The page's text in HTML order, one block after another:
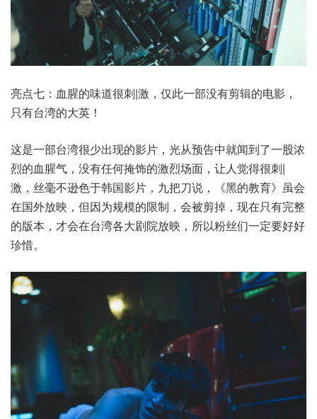
亮点七：血腥的味道很刺|激，仅此一部没有剪辑的电影，
只有台湾的大英！
这是一部台湾很少出现的影片，光从预告中就闻到了一股浓
烈的血腥气，没有任何掩饰的激烈场面，让人觉得很刺|
激，丝毫不逊色于韩国影片，九把刀说，《黑的教育》虽会
在国外放映，但因为规模的限制，会被剪掉，现在只有完整
的版本，才会在台湾各大剧院放映，所以粉丝们一定要好好
珍惜。